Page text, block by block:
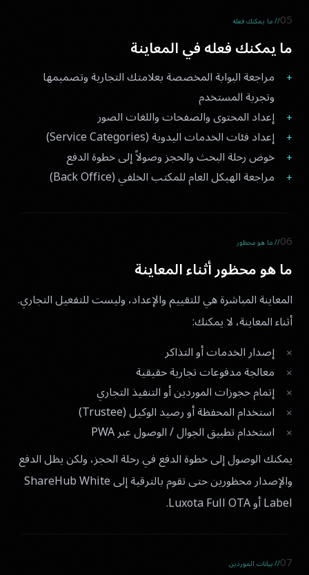
05// ما يمكنك فعله
ما يمكنك فعله في المعاينة
مراجعة البوابة المخصصة بعلامتك التجارية وتصميمها
وتجربة المستخدم
إعداد المحتوى والصفحات واللغات الصور
إعداد فئات الخدمات اليدوية (Service Categories)
خوض رحلة البحث والحجز وصولاً إلى خطوة الدفع
مراجعة الهيكل العام للمكتب الخلفي (Back Office)
06// ما هو محظور
ما هو محظور أثناء المعاينة
المعاينة المباشرة هي للتقييم والإعداد، وليست للتفعيل التجاري.
أثناء المعاينة، لا يمكنك:
إصدار الخدمات أو التذاكر
معالجة مدفوعات تجارية حقيقية
إتمام حجوزات الموردين أو التنفيذ التجاري
استخدام المحفظة أو رصيد الوكيل (Trustee)
استخدام تطبيق الجوال / الوصول عبر PWA
يمكنك الوصول إلى خطوة الدفع في رحلة الحجز، ولكن يظل الدفع
والإصدار محظورين حتى تقوم بالترقية إلى ShareHub White
Label أو Luxota Full OTA.
07// بيانات الموردين